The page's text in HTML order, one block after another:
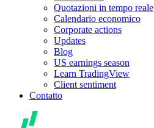
Quotazioni in tempo reale
Calendario economico
Corporate actions
Updates
Blog
US earnings season
Learn TradingView
Client sentiment
Contatto